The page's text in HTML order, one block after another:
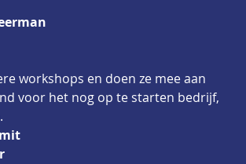
workshops en doen ze mee aan
voor het nog op te starten bedrijf,